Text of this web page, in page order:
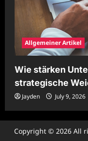
Allgemeiner Artikel
Wie stärken
strategische
Jayden July 9, 2026
Copyright © 2026 All